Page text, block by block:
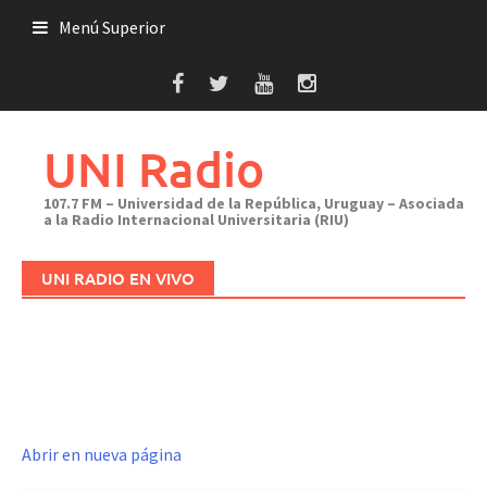
Menú Superior
UNI Radio
107.7 FM – Universidad de la República, Uruguay – Asociada
a la Radio Internacional Universitaria (RIU)
UNI RADIO EN VIVO
Abrir en nueva página